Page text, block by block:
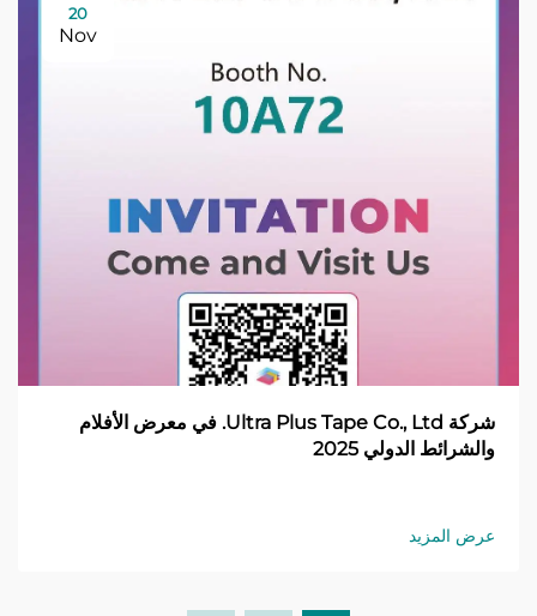
20
Nov
شركة Ultra Plus Tape Co., Ltd. في معرض الأفلام
والشرائط الدولي 2025
عرض المزيد